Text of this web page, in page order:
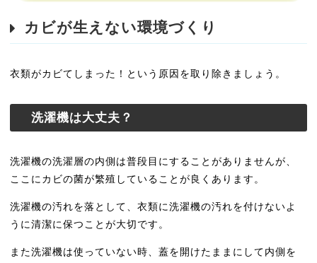
カビが生えない環境づくり
衣類がカビてしまった！という原因を取り除きましょう。
洗濯機は大丈夫？
洗濯機の洗濯層の内側は普段目にすることがありませんが、
ここにカビの菌が繁殖していることが良くあります。
洗濯機の汚れを落として、衣類に洗濯機の汚れを付けないよ
うに清潔に保つことが大切です。
また洗濯機は使っていない時、蓋を開けたままにして内側を